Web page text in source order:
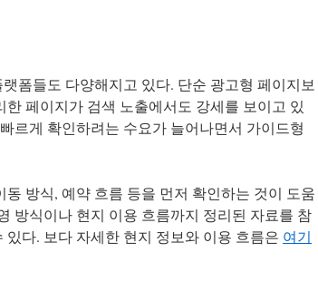
폼들도 다양해지고 있다. 단순 광고형 페이지보
페이지가 검색 노출에서도 강세를 보이고 있
르게 확인하려는 수요가 늘어나면서 가이드형
방식, 예약 흐름 등을 먼저 확인하는 것이 도움
방식이나 현지 이용 흐름까지 정리된 자료를 참
다. 보다 자세한 현지 정보와 이용 흐름은 여기